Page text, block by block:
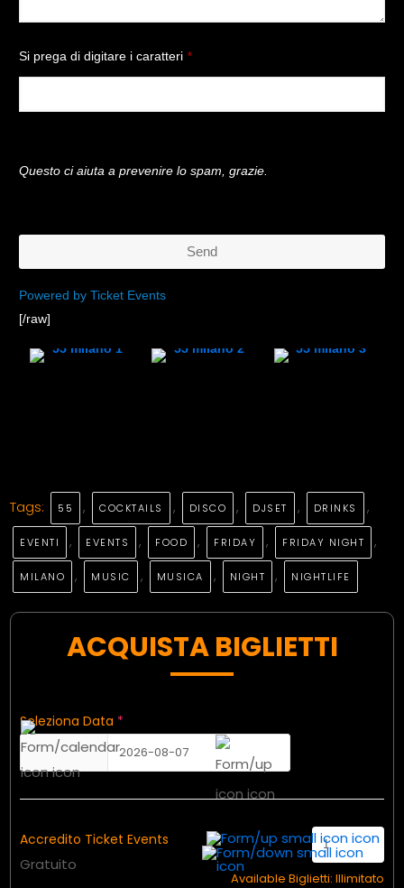
Si prega di digitare i caratteri *
Questo ci aiuta a prevenire lo spam, grazie.
Send
This
field
should
Powered by Ticket Events
[/raw]
Tags: 55 , COCKTAILS , DISCO , DJSET , DRINKS ,
EVENTI , EVENTS , FOOD , FRIDAY , FRIDAY NIGHT ,
MILANO , MUSIC , MUSICA , NIGHT , NIGHTLIFE
ACQUISTA BIGLIETTI
Seleziona Data *
2026-08-07
Accredito Ticket Events
Gratuito
Available Biglietti: Illimitato